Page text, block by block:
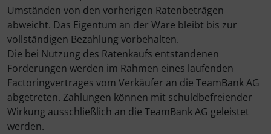
Umständen von den vorherigen Ratenbeträgen
abweicht. Das Eigentum an der Ware bleibt bis zur
vollständigen Bezahlung vorbehalten.
Die bei Nutzung des Ratenkaufs entstandenen
Forderungen werden im Rahmen eines laufenden
Factoringvertrages vom Verkäufer an die TeamBank AG
abgetreten. Zahlungen können mit schuldbefreiender
Wirkung ausschließlich an die TeamBank AG geleistet
werden.